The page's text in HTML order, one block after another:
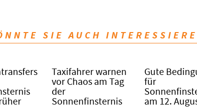
SIE AUCH
Taxifahrer warnen
vor Chaos am Tag
der
Sonnenfinsternis
Gute
für
am 12.